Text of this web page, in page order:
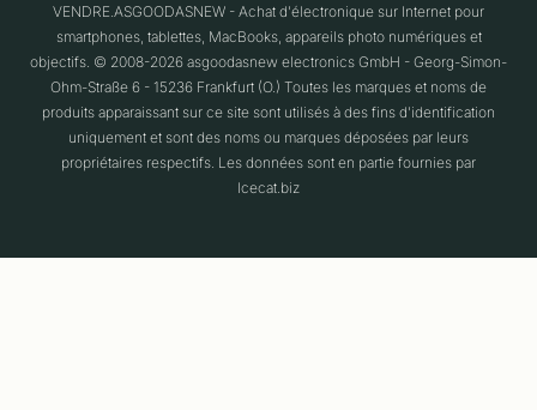
VENDRE.ASGOODASNEW - Achat d'électronique sur Internet pour
smartphones, tablettes, MacBooks, appareils photo numériques et
objectifs. © 2008-2026 asgoodasnew electronics GmbH - Georg-Simon-
Ohm-Straße 6 - 15236 Frankfurt (O.) Toutes les marques et noms de
produits apparaissant sur ce site sont utilisés à des fins d'identification
uniquement et sont des noms ou marques déposées par leurs
propriétaires respectifs. Les données sont en partie fournies par
Icecat.biz